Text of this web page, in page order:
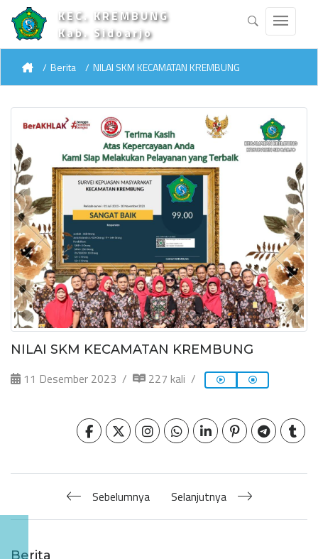
KEC. KREMBUNG
Kab. Sidoarjo
Berita NILAI SKM KECAMATAN KREMBUNG
NILAI SKM KECAMATAN KREMBUNG
11 Desember 2023 227 kali
Sebelumnya Selanjutnya
Berita